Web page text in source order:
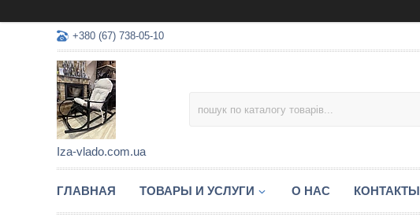
+380 (67) 738-05-10
Iza-vlado.com.ua
ГЛАВНАЯ ТОВАРЫ И УСЛУГИ О НАС КОНТАКТЫ